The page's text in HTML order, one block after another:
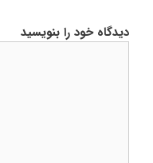
دیدگاه خود را بنویسید